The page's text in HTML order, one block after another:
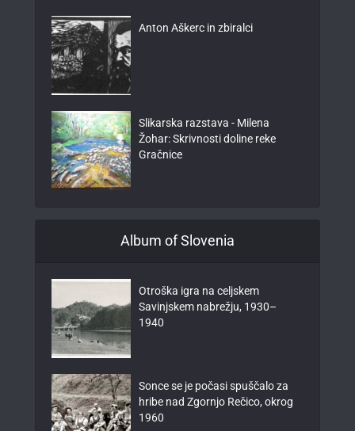
Anton Aškerc in zbiralci
Slikarska razstava - Milena
Žohar: Skrivnosti doline reke
Gračnice
Album of Slovenia
Otroška igra na celjskem
Savinjskem nabrežju, 1930–
1940
Sonce se je počasi spuščalo za
hribe nad Zgornjo Rečico, okrog
1960